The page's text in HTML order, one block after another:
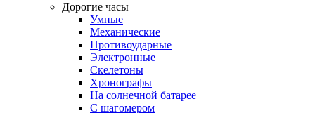
Дорогие часы
Умные
Механические
Противоударные
Электронные
Скелетоны
Хронографы
На солнечной батарее
С шагомером